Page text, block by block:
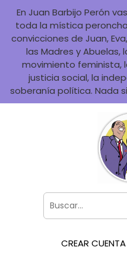
En Juan Barbijo Perón
toda la mística
convicciones de Juan,
las Madres y Abuelas,
movimiento feminista,
justicia social, la
soberanía política. Nada
CREAR CUENTA